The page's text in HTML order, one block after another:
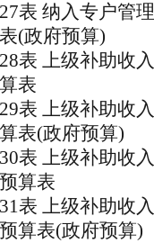
27表 纳入专户管
(政府预算)
28表 上级补助收入
表
29表 上级补助收入
表(政府预算)
30表 上级补助收入
算表
31表 上级补助收入
算表(政府预算)